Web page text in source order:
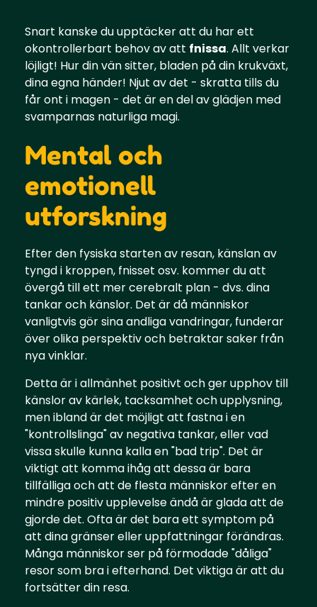
Snart kanske du upptäcker att du har ett
okontrollerbart behov av att fnissa. Allt verkar
löjligt! Hur din vän sitter, bladen på din krukväxt,
dina egna händer! Njut av det - skratta tills du
får ont i magen - det är en del av glädjen med
svamparnas naturliga magi.
Mental och
emotionell
utforskning
Efter den fysiska starten av resan, känslan av
tyngd i kroppen, fnisset osv. kommer du att
övergå till ett mer cerebralt plan - dvs. dina
tankar och känslor. Det är då människor
vanligtvis gör sina andliga vandringar, funderar
över olika perspektiv och betraktar saker från
nya vinklar.
Detta är i allmänhet positivt och ger upphov till
känslor av kärlek, tacksamhet och upplysning,
men ibland är det möjligt att fastna i en
"kontrollslinga" av negativa tankar, eller vad
vissa skulle kunna kalla en "bad trip". Det är
viktigt att komma ihåg att dessa är bara
tillfälliga och att de flesta människor efter en
mindre positiv upplevelse ändå är glada att de
gjorde det. Ofta är det bara ett symptom på
att dina gränser eller uppfattningar förändras.
Många människor ser på förmodade "dåliga"
resor som bra i efterhand. Det viktiga är att du
fortsätter din resa.